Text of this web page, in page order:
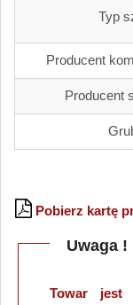
Typ
Producent
Producent
Pobierz kartę
Uwaga !
Towar jest